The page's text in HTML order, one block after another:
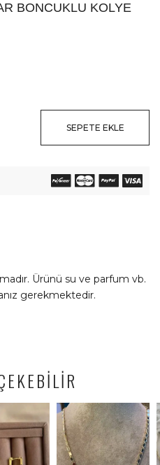
BONCUKLU KOLYE
SEPETE EKLE
Ürünü su ve parfum vb.
gerekmektedir.